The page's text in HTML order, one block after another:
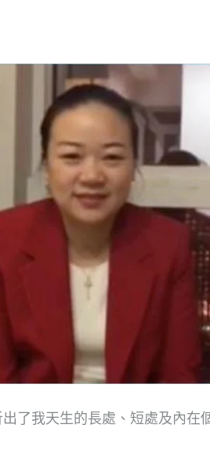
了我天生的長處、短處及內